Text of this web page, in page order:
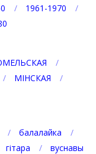
1961-1970
МІНСКАЯ
балалайка
гітара
вуснавы